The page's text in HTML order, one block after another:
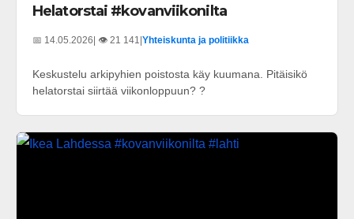
Helatorstai #kovanviikonilta
📅 14.05.2026 | 👁️ 21 141 Yhteiskunta ja politiikka
Keskustelu arkipyhien poistosta käy kuumana. Pitäisikö
helatorstai siirtää viikonloppuun? ?